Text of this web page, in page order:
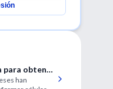
para obtener
neuronas
han